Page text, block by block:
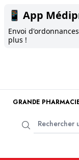
📱 App
Envoi
plus !
GRANDE